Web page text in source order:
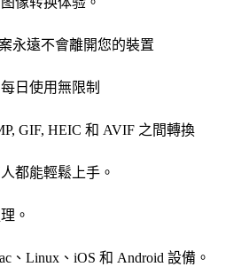
永遠不會離開您的裝置
日使用無限制
GIF, HEIC 和 AVIF 之間轉換
都能輕鬆上手。
。
、Linux、iOS 和 Android 設備。